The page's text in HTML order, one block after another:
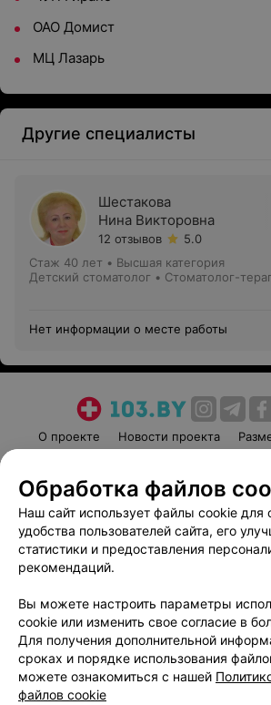
ОАО Домист
МЦ Лазарь
Другие специалисты
Шестакова
Нина Викторовна
12 отзывов
5.0
Стаж 40 лет • Высшая категория
Детский стоматолог • Стоматолог-
Нет информации о месте работы
О проекте Новости проекта
Пользовательское соглашение
Вакансии
Партнеры
Написать руководителю
Обработка персональных
Обработка файлов
Наш сайт использует файлы cookie для
удобства пользователей сайта, его
статистики и предоставления
рекомендаций.
Вы можете настроить параметры
cookie или изменить свое согласие в
Для получения дополнительной
сроках и порядке использования
можете ознакомиться с нашей
файлов cookie